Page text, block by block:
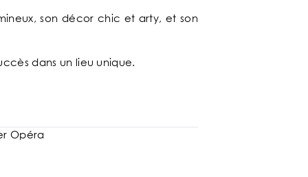
son décor chic et arty, et son
dans un lieu unique.
Opéra